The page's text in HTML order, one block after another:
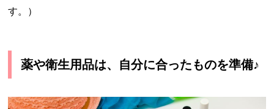
す。）
薬や衛生用品は、自分に合ったものを準備♪